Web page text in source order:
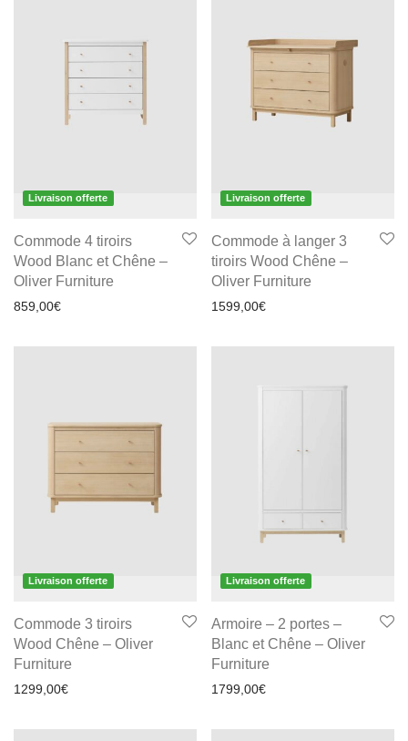
Livraison offerte
Commode 4 tiroirs
Wood Blanc et Chêne –
Oliver Furniture
859,00€
Livraison offerte
Commode à langer 3
tiroirs Wood Chêne –
Oliver Furniture
1599,00€
Livraison offerte
Commode 3 tiroirs
Wood Chêne – Oliver
Furniture
1299,00€
Livraison offerte
Armoire – 2 portes –
Blanc et Chêne – Oliver
Furniture
1799,00€